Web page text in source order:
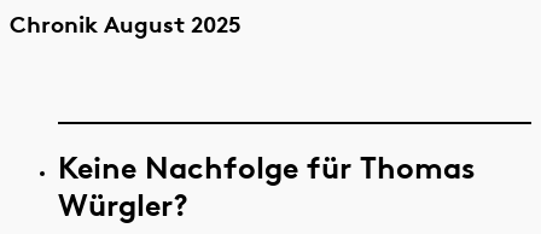
Quelle Zeitraum
Chronik August 2025
Keine Nachfolge für Thomas
Würgler?